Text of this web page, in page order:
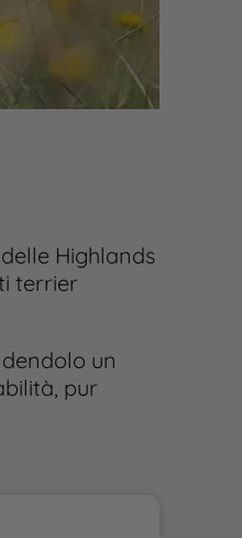
Highlands
terrier
un
pur